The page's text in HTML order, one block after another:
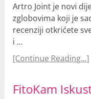
Artro Joint je novi
zglobovima koji je
recenziji otkrićete
i …
[Continue Reading...]
FitoKam